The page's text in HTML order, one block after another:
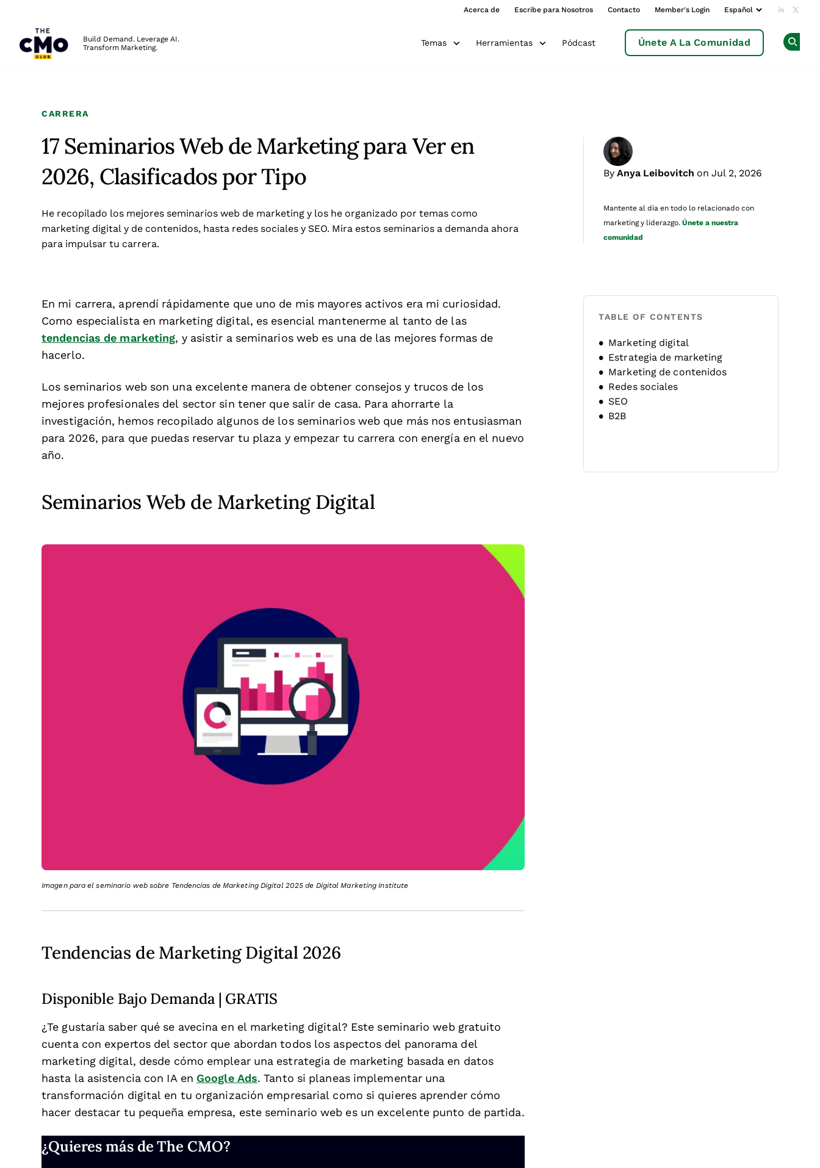
Acerca de Escribe para Nosotros Contacto Member's Login Add us
Build Demand. Leverage AI.
Transform Marketing.
Temas Herramientas Pódcast Únete A La Comunidad
CARRERA
17 Seminarios Web de Marketing para Ver en
2026, Clasificados por Tipo
By Anya Leibovitch on Jul 2, 2026
Mantente al día en todo lo relacionado con
marketing y liderazgo. Únete a nuestra
comunidad
He recopilado los mejores seminarios web de marketing y los he organizado por temas como
marketing digital y de contenidos, hasta redes sociales y SEO. Mira estos seminarios a demanda ahora
para impulsar tu carrera.
En mi carrera, aprendí rápidamente que uno de mis mayores activos era mi curiosidad.
Como especialista en marketing digital, es esencial mantenerme al tanto de las
tendencias de marketing, y asistir a seminarios web es una de las mejores formas de
hacerlo.
Los seminarios web son una excelente manera de obtener consejos y trucos de los
mejores profesionales del sector sin tener que salir de casa. Para ahorrarte la
investigación, hemos recopilado algunos de los seminarios web que más nos entusiasman
para 2026, para que puedas reservar tu plaza y empezar tu carrera con energía en el nuevo
año.
Seminarios Web de Marketing Digital
Imagen para el seminario web sobre Tendencias de Marketing Digital 2025 de Digital Marketing Institute
Tendencias de Marketing Digital 2026
Disponible Bajo Demanda | GRATIS
¿Te gustaría saber qué se avecina en el marketing digital? Este seminario web gratuito
cuenta con expertos del sector que abordan todos los aspectos del panorama del
marketing digital, desde cómo emplear una estrategia de marketing basada en datos
hasta la asistencia con IA en Google Ads. Tanto si planeas implementar una
transformación digital en tu organización empresarial como si quieres aprender cómo
hacer destacar tu pequeña empresa, este seminario web es un excelente punto de partida.
¿Quieres más de The CMO?
TABLE OF CONTENTS
Marketing digital
Estrategia de marketing
Marketing de contenidos
Redes sociales
SEO
B2B